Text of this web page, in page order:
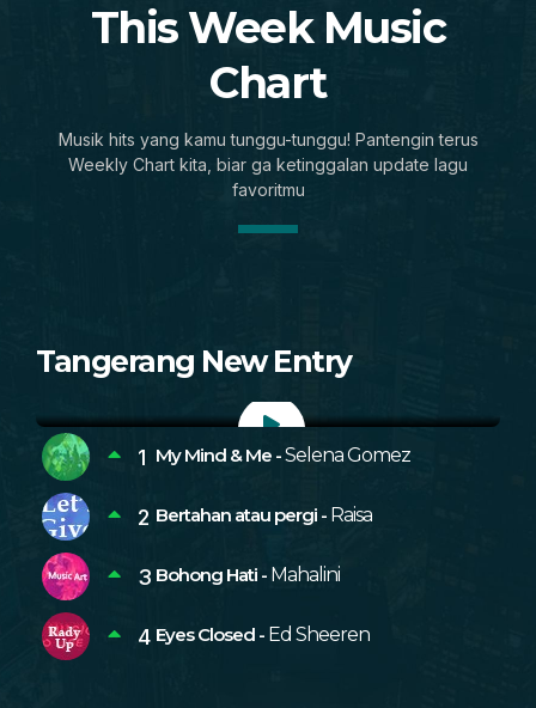
This Week Music
Chart
Musik hits yang kamu tunggu-tunggu! Pantengin terus
Weekly Chart kita, biar ga ketinggalan update lagu
favoritmu
Tangerang New Entry
Audio
Player
Album: Pop
My Mind & Me -Selena Gomez
Bertahan atau pergi - Raisa
Bohong Hati - Mahalini
Eyes Closed - Ed Sheeren